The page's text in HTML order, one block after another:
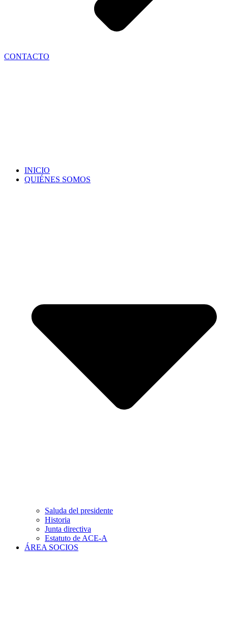
CONTACTO
INICIO
QUIÉNES SOMOS
Saluda del presidente
Historia
Junta directiva
Estatuto de ACE-A
ÁREA SOCIOS